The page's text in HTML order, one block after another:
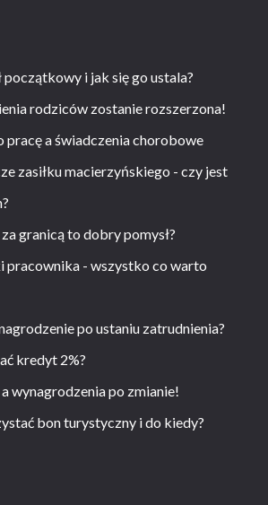
początkowy i jak się go ustala?
rodziców zostanie rozszerzona!
pracę a świadczenia chorobowe
zasiłku macierzyńskiego - czy jest
granicą to dobry pomysł?
pracownika - wszystko co warto
po ustaniu zatrudnienia?
kredyt 2%?
wynagrodzenia po zmianie!
bon turystyczny i do kiedy?